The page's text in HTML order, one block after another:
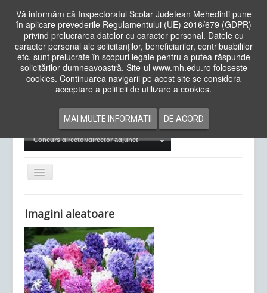
Vă informăm că Inspectoratul Scolar Judetean Mehedinti pune
în aplicare prevederile Regulamentului (UE) 2016/679 (GDPR)
privind prelucrarea datelor cu caracter personal. Datele cu
caracter personal ale solicitanților, beneficiarilor, contribuabililor
etc. sunt prelucrate în scopuri legale pentru a putea răspunde
solicitărilor dumneavoastră. Site-ul www.mh.edu.ro folosește
cookies. Continuarea navigarii pe acest site se considera
acceptare a politicii de utilizare a cookies.
MAI MULTE INFORMATII DE ACORD
Cauta
in
siteAcasa Cadre Didactice
Examene Naționale
Concurs director/director adjunct
Comută
navigarea
Ultimele articole: Vi, 04.11.2022 -
Județean Mehedinți
Imagini aleatoare